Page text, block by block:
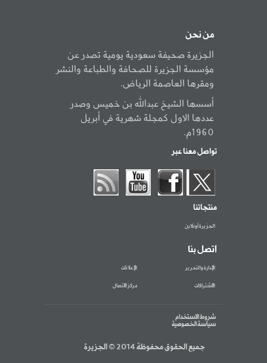
من نحن
الجزيرة صحيفة سعودية يومية تصدر عن
مؤسسة الجزيرة للصحافة والطباعة والنشر
ومقرها العاصمة الرياض.
أسسها الشيخ عبدالله بن خميس وصدر
عددها الاول كمجلة شهرية في أبريل
1960م.
تواصل معنا عبر
منتجاتنا
الجزيرة أونلاين
اتصل بنا
الإدارة والتحرير الإعلانات
الاشتراكات مركز الاتصال
شروط الاستخدام
سياسة الخصوصية
جميع الحقوق محفوظة 2014 © الجزيرة